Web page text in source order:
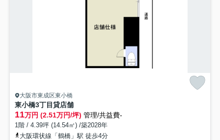
大阪市東成区東小橋
東小橋3丁目貸店舗
11万円 (2.51万円/坪) 管理/共益費-
1階 / 4.39坪 (14.54㎡) /築2028年
大阪環状線「鶴橋」駅 徒歩4分